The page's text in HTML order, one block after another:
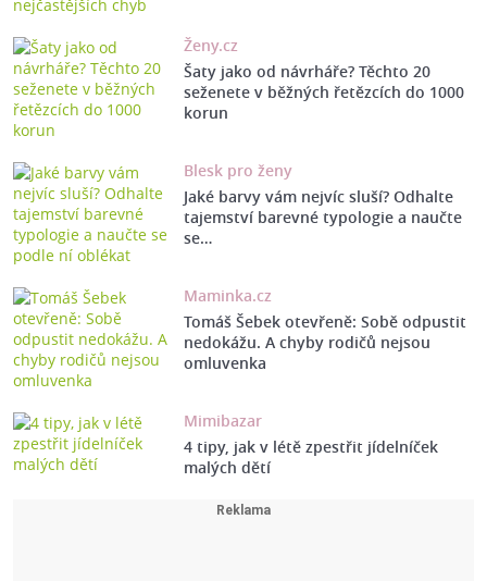
Ženy.cz
Šaty jako od návrháře? Těchto 20
seženete v běžných řetězcích do 1000
korun
Blesk pro ženy
Jaké barvy vám nejvíc sluší? Odhalte
tajemství barevné typologie a naučte
se…
Maminka.cz
Tomáš Šebek otevřeně: Sobě odpustit
nedokážu. A chyby rodičů nejsou
omluvenka
Mimibazar
4 tipy, jak v létě zpestřit jídelníček
malých dětí